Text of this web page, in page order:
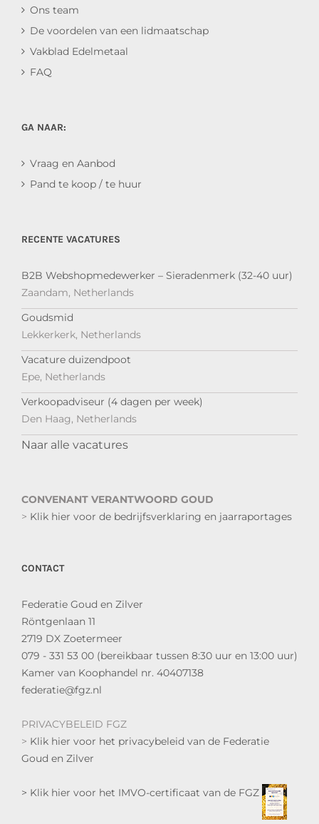
Ons team
De voordelen van een lidmaatschap
Vakblad Edelmetaal
FAQ
GA NAAR:
Vraag en Aanbod
Pand te koop / te huur
RECENTE VACATURES
B2B Webshopmedewerker – Sieradenmerk (32-40 uur)
Zaandam, Netherlands
Goudsmid
Lekkerkerk, Netherlands
Vacature duizendpoot
Epe, Netherlands
Verkoopadviseur (4 dagen per week)
Den Haag, Netherlands
Naar alle vacatures
CONVENANT VERANTWOORD GOUD
> Klik hier voor de bedrijfsverklaring en jaarraportages
CONTACT
Federatie Goud en Zilver
Röntgenlaan 11
2719 DX Zoetermeer
079 - 331 53 00 (bereikbaar tussen 8:30 uur en 13:00 uur)
Kamer van Koophandel nr. 40407138
federatie@fgz.nl
PRIVACYBELEID FGZ
> Klik hier voor het privacybeleid van de Federatie
Goud en Zilver
> Klik hier voor het IMVO-certificaat van de FGZ